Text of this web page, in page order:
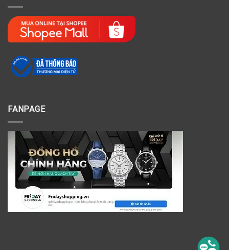
FANPAGE